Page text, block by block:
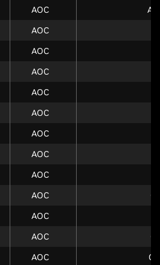
AOC
AOC
AOC
AOC
AOC
AOC
AOC
AOC
AOC
AOC
AOC
AOC
AOC